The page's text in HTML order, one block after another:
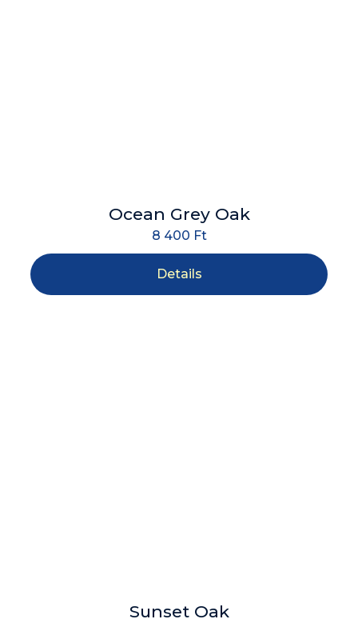
Ocean Grey Oak
8 400 Ft
Details
Sunset Oak